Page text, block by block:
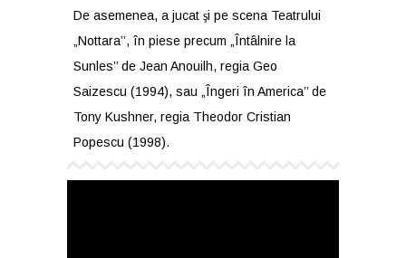
De asemenea, a jucat şi pe scena Teatrului
„Nottara’’, în piese precum „Întâlnire la
Sunles’’ de Jean Anouilh, regia Geo
Saizescu (1994), sau „Îngeri în America’’ de
Tony Kushner, regia Theodor Cristian
Popescu (1998).